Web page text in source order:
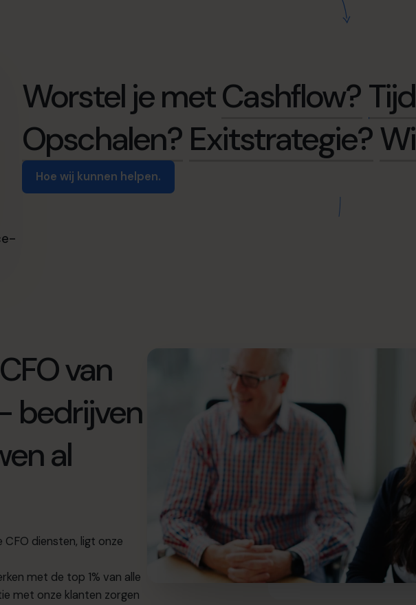
Worstel je metCashflow?
Opschalen? Exitstrategie?
Hoe wij kunnen helpen.
van
bedrijven
al
CFO diensten, ligt onze
met de top 1% van alle
met onze klanten zorgen